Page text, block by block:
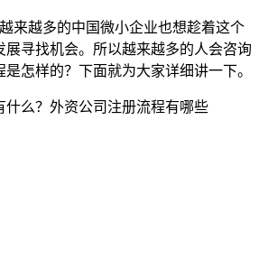
越多的中国微小企业也想趁着这个
展寻找机会。所以越来越多的人会咨询
怎样的？下面就为大家详细讲一下。